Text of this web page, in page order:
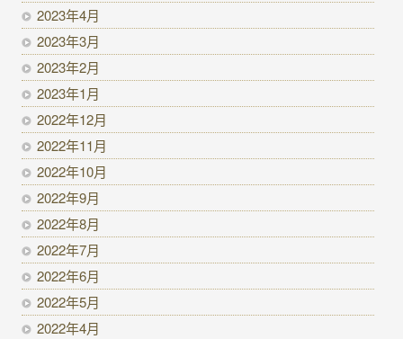
2023年4月
2023年3月
2023年2月
2023年1月
2022年12月
2022年11月
2022年10月
2022年9月
2022年8月
2022年7月
2022年6月
2022年5月
2022年4月